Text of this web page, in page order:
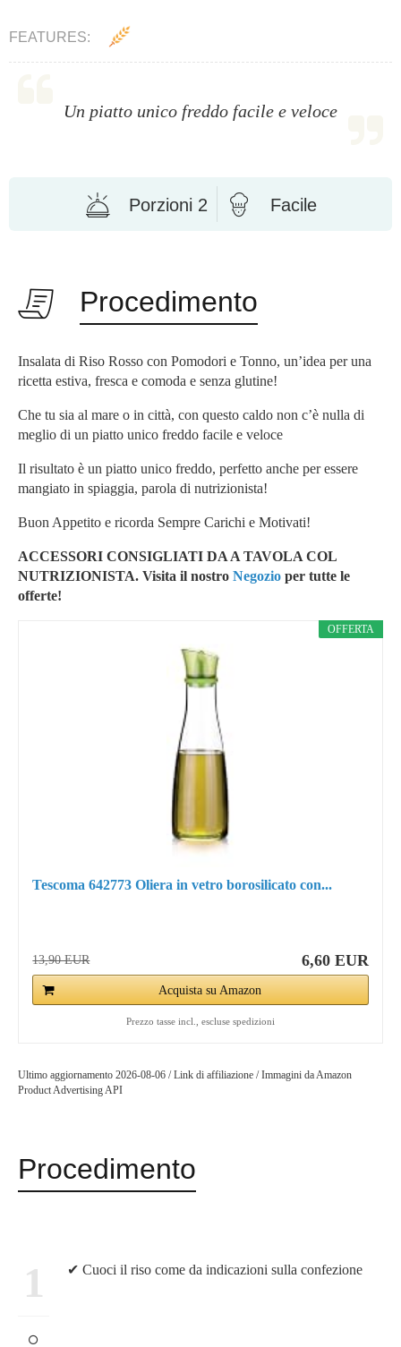
FEATURES:
Un piatto unico freddo facile e veloce
Porzioni 2 Facile
Procedimento
Insalata di Riso Rosso con Pomodori e Tonno, un’idea per una
ricetta estiva, fresca e comoda e senza glutine!
Che tu sia al mare o in città, con questo caldo non c’è nulla di
meglio di un piatto unico freddo facile e veloce
Il risultato è un piatto unico freddo, perfetto anche per essere
mangiato in spiaggia, parola di nutrizionista!
Buon Appetito e ricorda Sempre Carichi e Motivati!
ACCESSORI CONSIGLIATI DA A TAVOLA COL
NUTRIZIONISTA. Visita il nostro Negozio per tutte le
offerte!
OFFERTA
Tescoma 642773 Oliera in vetro borosilicato con...
13,90 EUR 6,60 EUR
Acquista su Amazon
Prezzo tasse incl., escluse spedizioni
Ultimo aggiornamento 2026-08-06 / Link di affiliazione / Immagini da Amazon
Product Advertising API
Procedimento
1 ✔ Cuoci il riso come da indicazioni sulla confezione